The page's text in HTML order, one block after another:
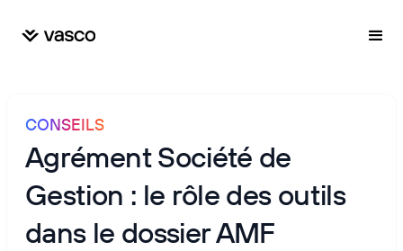
CONSEILS
Agrément Société de
Gestion : le rôle des outils
dans le dossier AMF